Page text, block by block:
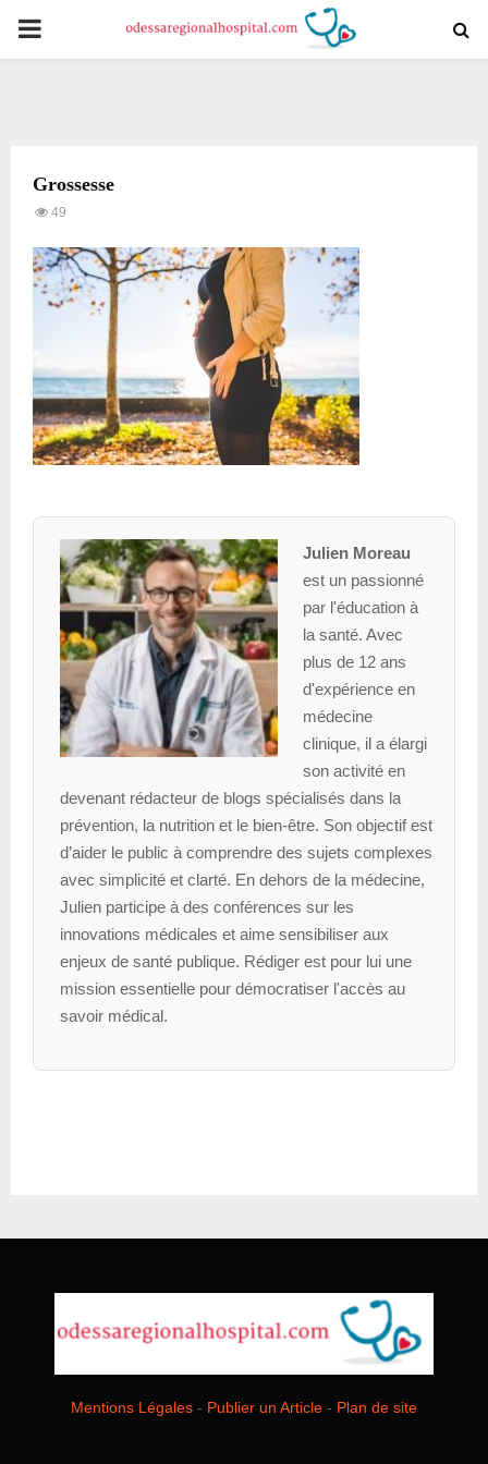
PRIMARY
Grossesse
49
Julien Moreau
est un passionné
par l'éducation à
la santé. Avec
plus de 12 ans
d'expérience en
médecine
clinique, il a élargi
son activité en
devenant rédacteur de blogs spécialisés dans la
prévention, la nutrition et le bien-être. Son objectif est
d’aider le public à comprendre des sujets complexes
avec simplicité et clarté. En dehors de la médecine,
Julien participe à des conférences sur les
innovations médicales et aime sensibiliser aux
enjeux de santé publique. Rédiger est pour lui une
mission essentielle pour démocratiser l'accès au
savoir médical.
Mentions Légales - Publier un Article - Plan de site